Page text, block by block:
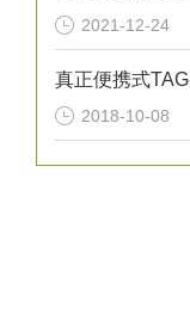
2021-12-24
真正便携式
2018-10-08